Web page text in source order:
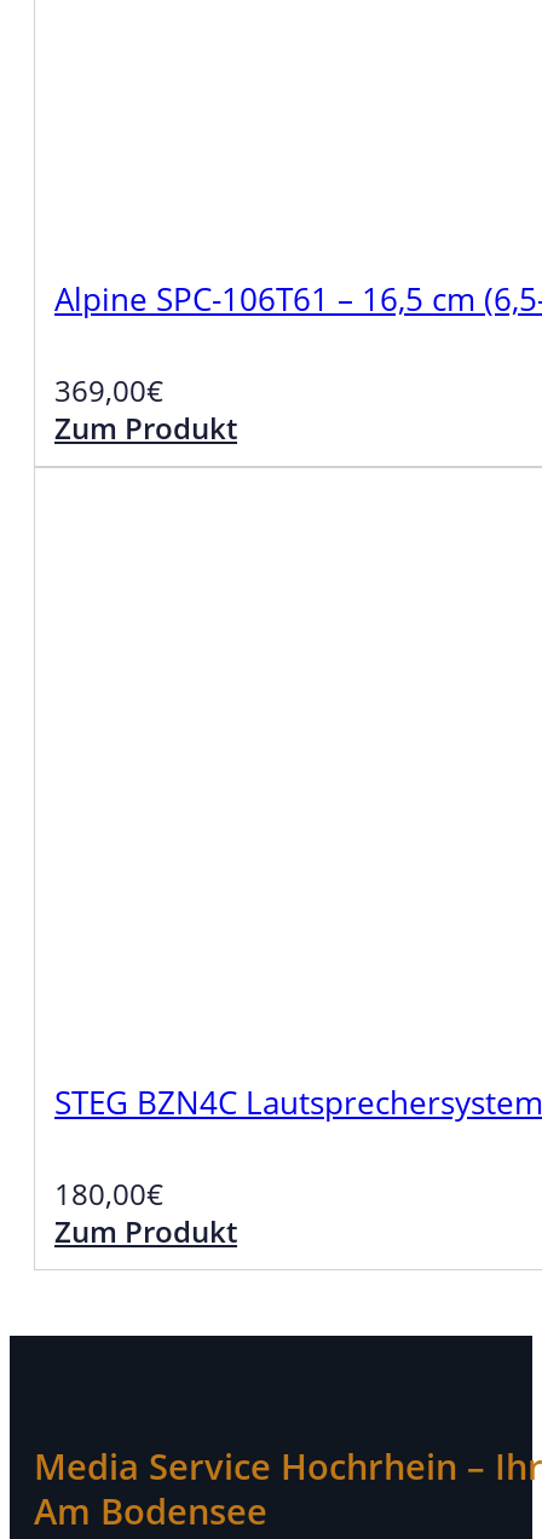
Alpine SPC-106T61 – 16,5 cm
369,00€
Zum Produkt
STEG BZN4C Lautsprechersystem
180,00€
Zum Produkt
Media Service Hochrhein –
Am Bodensee